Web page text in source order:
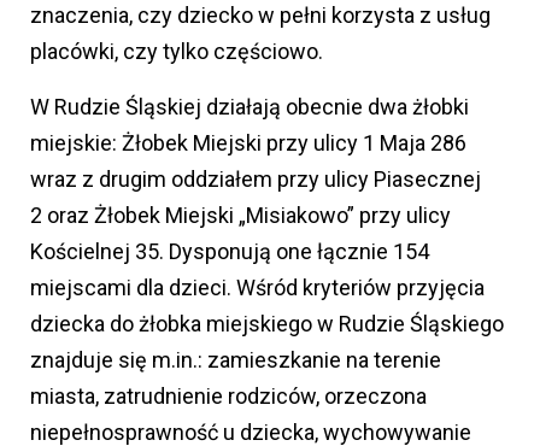
znaczenia, czy dziecko w pełni korzysta z usług
placówki, czy tylko częściowo.
W Rudzie Śląskiej działają obecnie dwa żłobki
miejskie: Żłobek Miejski przy ulicy 1 Maja 286
wraz z drugim oddziałem przy ulicy Piasecznej
2 oraz Żłobek Miejski „Misiakowo” przy ulicy
Kościelnej 35. Dysponują one łącznie 154
miejscami dla dzieci. Wśród kryteriów przyjęcia
dziecka do żłobka miejskiego w Rudzie Śląskiego
znajduje się m.in.: zamieszkanie na terenie
miasta, zatrudnienie rodziców, orzeczona
niepełnosprawność u dziecka, wychowywanie